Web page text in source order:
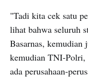
"Tadi kita cek satu
lihat bahwa seluruh
Basarnas,
kemudian TNI-
ada perusahaan-